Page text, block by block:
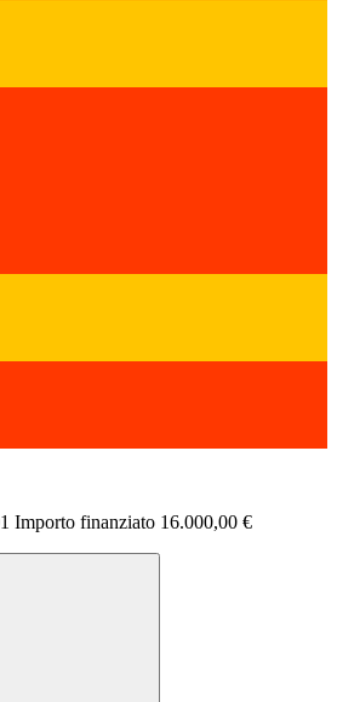
Importo finanziato 16.000,00 €